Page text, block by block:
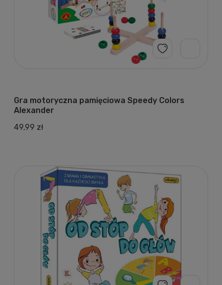
Gra motoryczna pamięciowa Speedy Colors
Alexander
49,99 zł